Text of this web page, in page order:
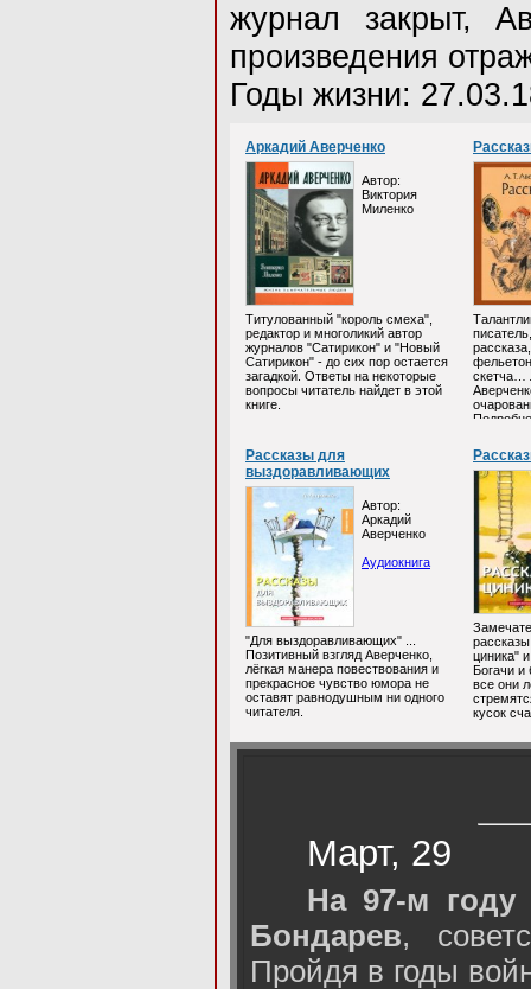
журнал закрыт,
произведения
Годы жизни:
Аркадий Аверченко
Автор:
Виктория
Миленко
Титулованный "король смеха",
редактор и многоликий автор
журналов "Сатирикон" и "Новый
Сатирикон" - до сих пор остается
загадкой. Ответы на некоторые
вопросы читатель найдет в этой
книге.
скетча…
Рассказы для
выздоравливающих
Автор:
Аркадий
Аверченко
Аудиокнига
"Для выздоравливающих" ...
Позитивный взгляд Аверченко,
лёгкая манера повествования и
прекрасное чувство юмора не
оставят равнодушным ни одного
читателя.
циника"
Богачи и
все они
кусок
Март, 29
На 97-м году
Бондарев,
Пройдя в годы